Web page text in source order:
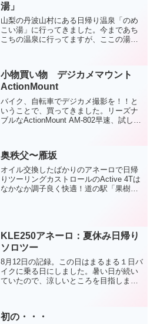
湯」
山梨の丹波山村にある日帰り温泉「のめ
こい湯」に行ってきました。今まであち
こちの温泉に行ってますが、ここの湯が
く濁った湯で、ほんのり硫黄の香りがし
ます。そして、PH 9.8...
小物買い物 デジカメマウント
ActionMount
バイク、自転車でデジカメ撮影を！！と
いうことで、買ってきました。リーズナ
ブルなActionMount AM-802早速、試しに
リング...
奥秩父〜雁坂
オイル交換したばかりのアネーロで日帰
りツーリングカストロールのActive 4Tは
なかなか調子良く快適！道の駅「果樹公
KLE250アネーロ：夏休み日帰り
ソロツー
8月12日の記録。この日はまるまる１日バ
イクに乗る日にしました。暑い日が続い
ていたので、涼しいところを目指しま
井沢を走ります。帰りは...
初の・・・